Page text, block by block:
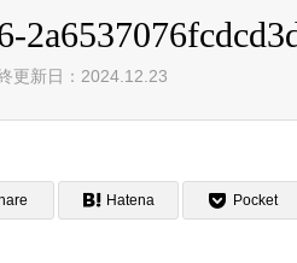
更新日：2024.12.23
Hatena Pocket